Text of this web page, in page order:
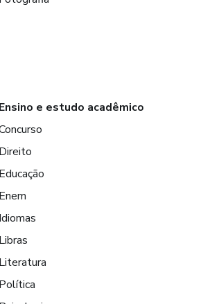
Ensino e estudo acadêmico
Direito
Educação
Enem
Idiomas
Libras
Literatura
Política